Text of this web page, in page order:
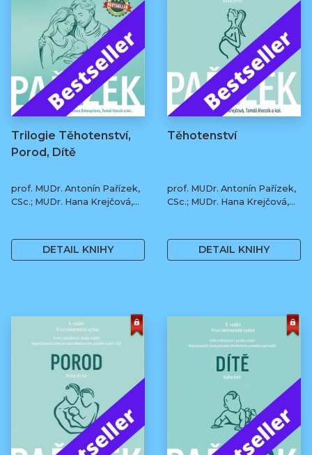
Trilogie Těhotenství,
Porod, Dítě
prof. MUDr. Antonín Pařízek,
CSc.; MUDr. Hana Krejčová,
Tomáš Honzík, Ph.D. a kol.
DETAIL KNIHY
Těhotenství
prof. MUDr. Antonín Pařízek,
CSc.; MUDr. Hana Krejčová,
DETAIL KNIHY